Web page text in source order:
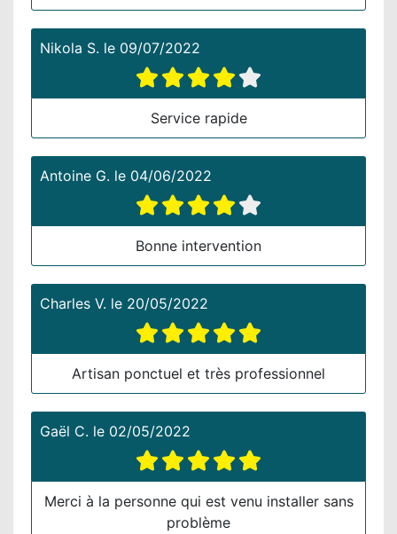
Nikola S. le 09/07/2022
Service rapide
Antoine G. le 04/06/2022
Bonne intervention
Charles V. le 20/05/2022
Artisan ponctuel et très professionnel
Gaël C. le 02/05/2022
Merci à la personne qui est venu installer sans
problème